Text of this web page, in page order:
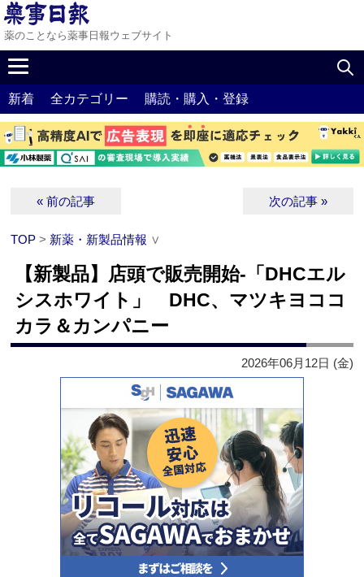
薬のことなら薬事日報ウェブサイト
新着 全カテゴリー 購読・購入・登録
« 前の記事 次の記事 »
TOP > 新薬・新製品情報 ∨
【新製品】店頭で販売開始‐「DHCエル
シスホワイト」 DHC、マツキヨココ
カラ＆カンパニー
2026年06月12日 (金)